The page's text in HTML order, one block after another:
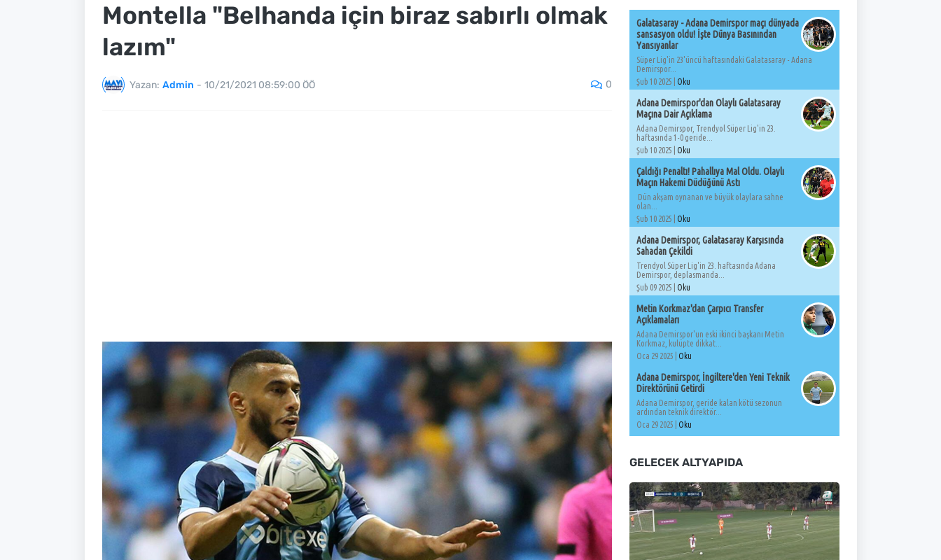
Montella "Belhanda için biraz sabırlı olmak
lazım"
Yazan: Admin - 10/21/2021 08:59:00 ÖÖ 0
Galatasaray - Adana Demirspor maçı dünyada
sansasyon oldu! İşte Dünya Basınından
Yansıyanlar
Süper Lig'in 23'üncü haftasındaki Galatasaray - Adana
Demirspor...
Şub 10 2025 |
Oku
Adana Demirspor'dan Olaylı Galatasaray
Maçına Dair Açıklama
Adana Demirspor, Trendyol Süper Lig'in 23.
haftasında 1-0 geride...
Şub 10 2025 |
Oku
Çaldığı Penaltı! Pahallıya Mal Oldu. Olaylı
Maçın Hakemi Düdüğünü Astı
Dün akşam oynanan ve büyük olaylara sahne
olan...
Şub 10 2025 |
Oku
Adana Demirspor, Galatasaray Karşısında
Sahadan Çekildi
Trendyol Süper Lig'in 23. haftasında Adana
Demirspor, deplasmanda...
Şub 09 2025 |
Oku
Metin Korkmaz'dan Çarpıcı Transfer
Açıklamaları
Adana Demirspor'un eski ikinci başkanı Metin
Korkmaz, kulüpte dikkat...
Oca 29 2025 |
Oku
Adana Demirspor, İngiltere'den Yeni Teknik
Direktörünü Getirdi
Adana Demirspor, geride kalan kötü sezonun
ardından teknik direktör...
Oca 29 2025 |
Oku
GELECEK ALTYAPIDA